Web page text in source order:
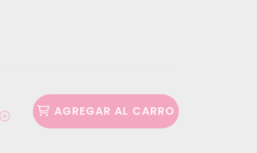
AGREGAR AL CARRO